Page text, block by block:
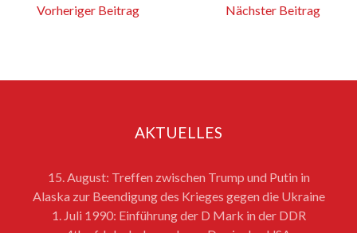
Vorheriger Beitrag Nächster Beitrag
AKTUELLES
15. August: Treffen zwischen Trump und Putin in
Alaska zur Beendigung des Krieges gegen die Ukraine
1. Juli 1990: Einführung der D Mark in der DDR